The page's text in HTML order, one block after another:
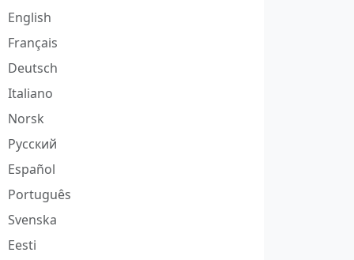
English
Français
Deutsch
Italiano
Norsk
Русский
Español
Português
Svenska
Eesti